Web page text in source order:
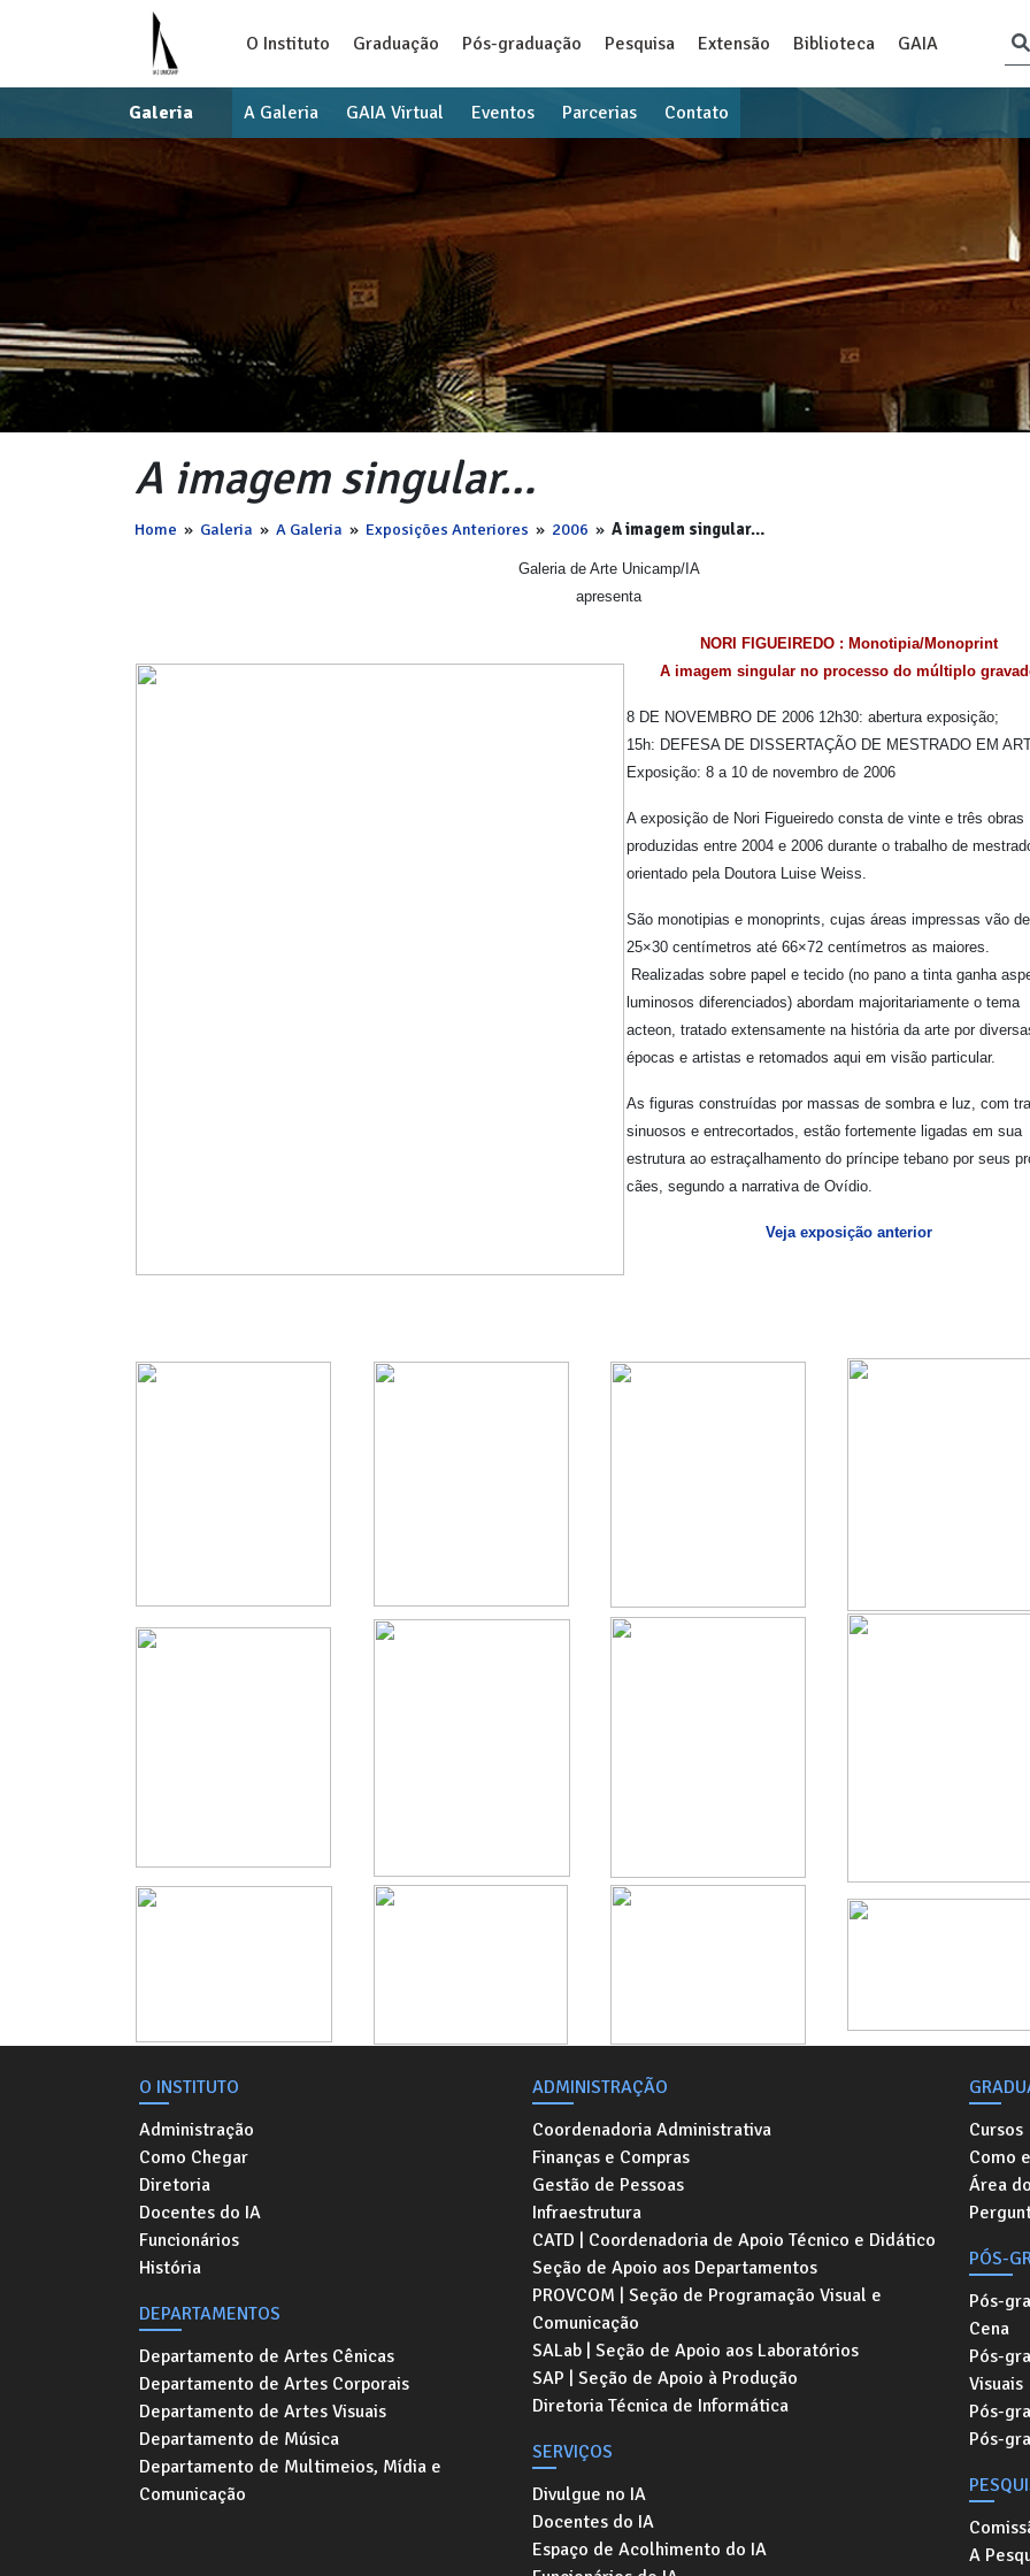
O Instituto Graduação Pós-graduação Pesquisa Extensão Biblioteca GAIA
Galeria A Galeria GAIA Virtual Eventos Parcerias Contato
A imagem singular…
Home » Galeria » A Galeria » Exposições Anteriores » 2006 » A imagem singular…
Galeria de Arte Unicamp/IA
apresenta
NORI FIGUEIREDO : Monotipia/Monoprint
A imagem singular no processo do múltiplo
8 DE NOVEMBRO DE 2006 12h30: abertura exposição;
15h: DEFESA DE DISSERTAÇÃO DE MESTRADO EM
Exposição: 8 a 10 de novembro de 2006
A exposição de Nori Figueiredo consta de vinte e três obras
produzidas entre 2004 e 2006 durante o trabalho de
orientado pela Doutora Luise Weiss.
São monotipias e monoprints, cujas áreas impressas vão de
25×30 centímetros até 66×72 centímetros as maiores.
Realizadas sobre papel e tecido (no pano a tinta ganha
luminosos diferenciados) abordam majoritariamente o tema
acteon, tratado extensamente na história da arte por
épocas e artistas e retomados aqui em visão particular.
As figuras construídas por massas de sombra e luz, com
sinuosos e entrecortados, estão fortemente ligadas em sua
estrutura ao estraçalhamento do príncipe tebano por seus
cães, segundo a narrativa de Ovídio.
Veja exposição anterior
O INSTITUTO
Administração
Como Chegar
Diretoria
Docentes do IA
Funcionários
História
DEPARTAMENTOS
Departamento de Artes Cênicas
Departamento de Artes Corporais
Departamento de Artes Visuais
Departamento de Música
Departamento de Multimeios, Mídia e
Comunicação
ADMINISTRAÇÃO
Coordenadoria Administrativa
Finanças e Compras
Gestão de Pessoas
Infraestrutura
CATD | Coordenadoria de Apoio Técnico e Didático
Seção de Apoio aos Departamentos
PROVCOM | Seção de Programação Visual e
Comunicação
SALab | Seção de Apoio aos Laboratórios
SAP | Seção de Apoio à Produção
Diretoria Técnica de Informática
SERVIÇOS
Divulgue no IA
Docentes do IA
Espaço de Acolhimento do IA
Cursos
Como
Área
PÓS-
Pós-
Cena
Pós-
Visuais
Pós-
Pós-
A